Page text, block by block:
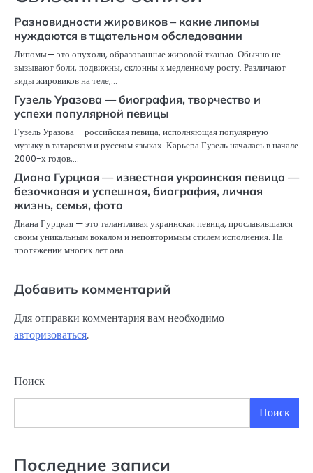
Разновидности жировиков – какие липомы
нуждаются в тщательном обследовании
Липомы— это опухоли, образованные жировой тканью. Обычно не
вызывают боли, подвижны, склонны к медленному росту. Различают
виды жировиков на теле,…
Гузель Уразова — биография, творчество и
успехи популярной певицы
Гузель Уразова – российская певица, исполняющая популярную
музыку в татарском и русском языках. Карьера Гузель началась в начале
2000-х годов,…
Диана Гурцкая — известная украинская певица —
безочковая и успешная, биография, личная
жизнь, семья, фото
Диана Гурцкая — это талантливая украинская певица, прославившаяся
своим уникальным вокалом и неповторимым стилем исполнения. На
протяжении многих лет она…
Добавить комментарий
Для отправки комментария вам необходимо
авторизоваться.
Поиск
Поиск
Последние записи